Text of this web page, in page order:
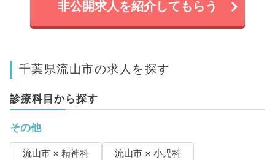
非公開求人を紹介してもらう
千葉県流山市の求人を探す
診療科目から探す
その他
流山市 × 精神科
流山市 × 小児科